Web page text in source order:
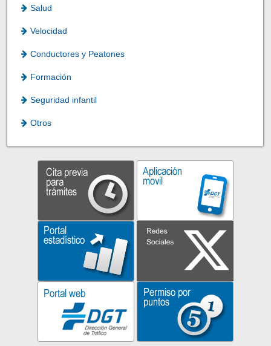
Salud
Velocidad
Conductores y Peatones
Formación
Seguridad infantil
Otros